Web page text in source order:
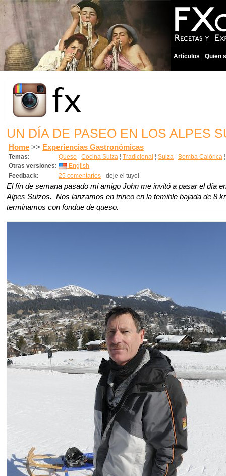
Artículos Quien
UN DÍA DE PASEO EN LOS ALPES
Home >> Experiencias Gastronómicas
Temas: Queso ¦ Cocina Suiza ¦ Tradicional ¦ Suiza ¦ Bomba Calórica
Otras versiones:
English
Feedback: 25 comentarios - deje el tuyo!
El fín de semana pasado mi amigo John me invitó a pasar el día
Alpes Suizos. Nos lanzamos en trineo en la temible bajada de 8
terminamos con fondue de queso.